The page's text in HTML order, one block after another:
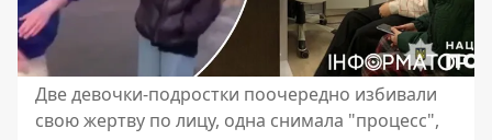
Две девочки-подростки поочередно избивали
свою жертву по лицу, одна снимала "процесс",